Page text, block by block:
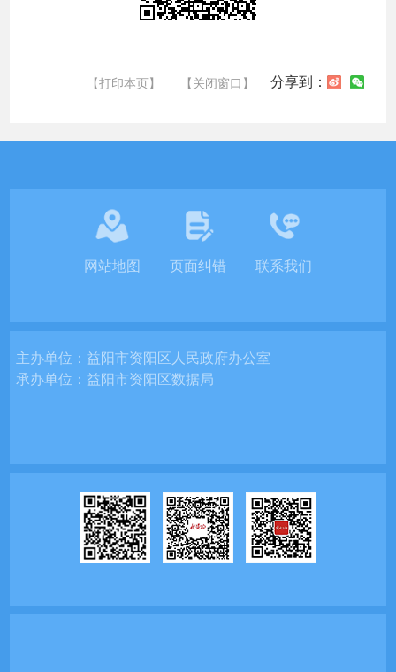
【打印本页】 【关闭窗口】 分享到：
网站地图 页面纠错 联系我们
主办单位：益阳市资阳区人民政府办公室
承办单位：益阳市资阳区数据局